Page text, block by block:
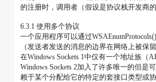
的注册时，调用者（假设是协议栈开发商
6.3.1 使用多个协议
一个应用程序可以通过
（发送者发送的消息的边界在网络上被保
在Windows Sockets 1中仅有一个地址族
Windows Sockets 2加入了许多唯一的但
赖于某个分配给它的特定的套接口类型或